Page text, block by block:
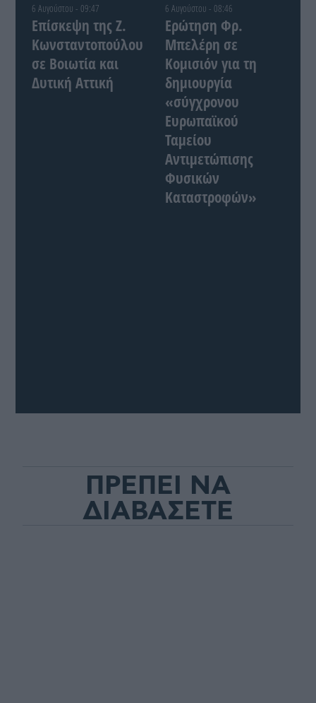
6 Αυγούστου - 09:47
Επίσκεψη της Ζ.
Κωνσταντοπούλου
σε Βοιωτία και
Δυτική Αττική
6 Αυγούστου - 08:46
Ερώτηση Φρ.
Μπελέρη σε
Κομισιόν για τη
δημιουργία
«σύγχρονου
Ευρωπαϊκού
Ταμείου
Αντιμετώπισης
Φυσικών
Καταστροφών»
ΠΡΕΠΕΙ ΝΑ
ΔΙΑΒΑΣΕΤΕ